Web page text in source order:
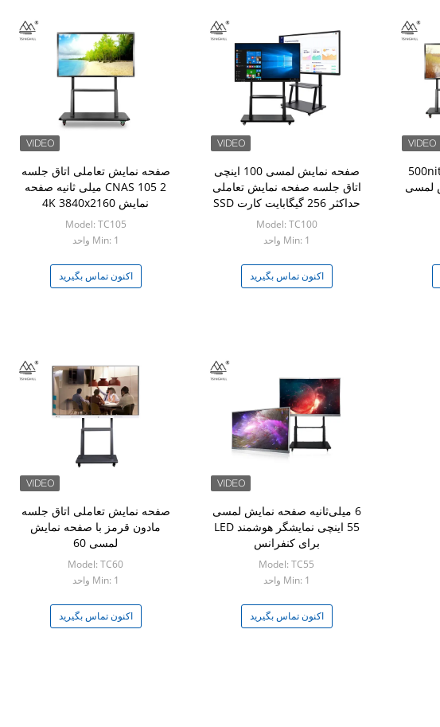
صفحه نمایش تعاملی اتاق جلسه
CNAS 105 2 میلی ثانیه صفحه
نمایش 4K 3840x2160
Model: TC105
Min: 1 واحد
اکنون تماس بگیرید
صفحه نمایش لمسی 100 اینچی
اتاق جلسه صفحه نمایش تعاملی
حداکثر 256 گیگابایت کارت SSD
Model: TC100
Min: 1 واحد
اکنون تماس بگیرید
صفحه نمایش تعاملی 500nits
لمسی
صفحه نمایش تعاملی اتاق جلسه
مادون قرمز با صفحه نمایش
لمسی 60
Model: TC60
Min: 1 واحد
اکنون تماس بگیرید
6 میلی‌ثانیه صفحه نمایش لمسی
55 اینچی نمایشگر هوشمند LED
برای کنفرانس
Model: TC55
Min: 1 واحد
اکنون تماس بگیرید